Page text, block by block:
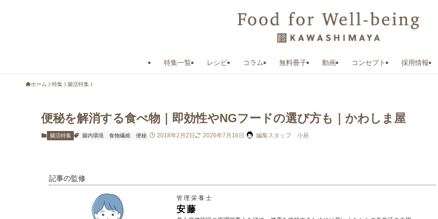
特集一覧 レシピ コラム 無料冊子 動画 コンセプト 採用情報
ホーム 特集 腸活特集
便秘を解消する食べ物｜即効性やNGフードの選び方も｜かわしま屋
腸活特集 腸内環境 食物繊維 便秘 2018年2月2日 2026年7月16日 編集スタッフ 小辰
記事の監修
管理栄養士
安藤